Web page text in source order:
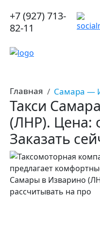
+7 (927) 713-
82-11
Главная Самара —
Такси
(ЛНР). Цена:
Заказать